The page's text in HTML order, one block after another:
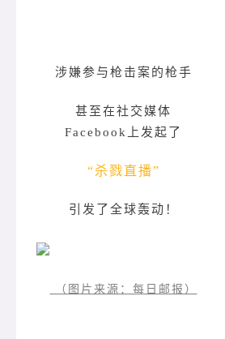
涉嫌参与枪击案的枪手
甚至在社交媒体
Facebook上发起了
“杀戮直播”
引发了全球轰动！
（图片来源：每日邮报）